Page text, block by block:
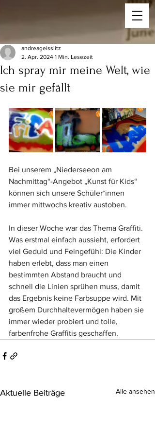
Ich spray mir meine Welt, wie
sie mir gefällt
andreageisslitz
2. Apr. 2024 1 Min. Lesezeit
Bei unserem „Niederseeon am
Nachmittag“-Angebot „Kunst für Kids“
können sich unsere Schüler*innen
immer mittwochs kreativ austoben.
In dieser Woche war das Thema Graffiti.
Was erstmal einfach aussieht, erfordert
viel Geduld und Feingefühl: Die Kinder
haben erlebt, dass man einen
bestimmten Abstand braucht und
schnell die Linien sprühen muss, damit
das Ergebnis keine Farbsuppe wird. Mit
großem Durchhaltevermögen haben sie
immer wieder probiert und tolle,
farbenfrohe Graffitis geschaffen.
Aktuelle Beiträge Alle ansehen